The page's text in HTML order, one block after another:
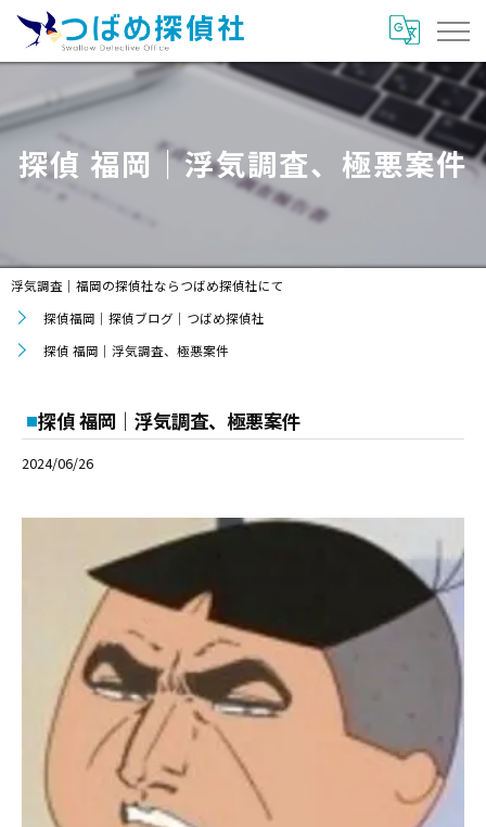
探偵 福岡｜浮気調査、極悪案件
浮気調査｜福岡の探偵社ならつばめ探偵社にて
探偵福岡｜探偵ブログ｜つばめ探偵社
探偵 福岡｜浮気調査、極悪案件
探偵 福岡｜浮気調査、極悪案件
2024/06/26